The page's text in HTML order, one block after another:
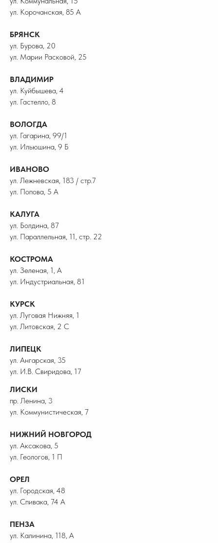
ул. Корочанская, 85 А
БРЯНСК
ул. Бурова, 20
ул. Марии Расковой, 25
ВЛАДИМИР
ул. Куйбышева, 4
ул. Гастелло, 8
ВОЛОГДА
ул. Гагарина, 99/1
ул. Ильюшина, 9 Б
ИВАНОВО
ул. Лежневская, 183 / стр.7
ул. Попова, 5 А
КАЛУГА
ул. Болдина, 87
ул. Параллельная, 11, стр. 22
КОСТРОМА
ул. Зеленая, 1, А
ул. Индустриальная, 81
КУРСК
ул. Луговая Нижняя, 1
ул. Литовская, 2 С
ЛИПЕЦК
ул. Ангарская, 35
ул. И.В. Свиридова, 17
ЛИСКИ
пр. Ленина, 3
ул. Коммунистическая, 7
НИЖНИЙ НОВГОРОД
ул. Аксакова, 5
ул. Геологов, 1 П
ОРЕЛ
ул. Городская, 48
ул. Спивака, 74 А
ПЕНЗА
ул. Калинина, 118, А